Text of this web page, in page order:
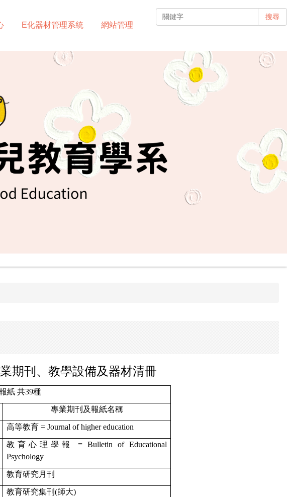
搜尋
E化器材管理系統 網站管理
期刊、教學設備及器材清冊
紙 共39種
專業期刊及報紙名稱
高等教育 = Journal of higher education
教育心理學報 = Bulletin of Educational
Psychology
教育研究月刊
教育研究集刊(師大)